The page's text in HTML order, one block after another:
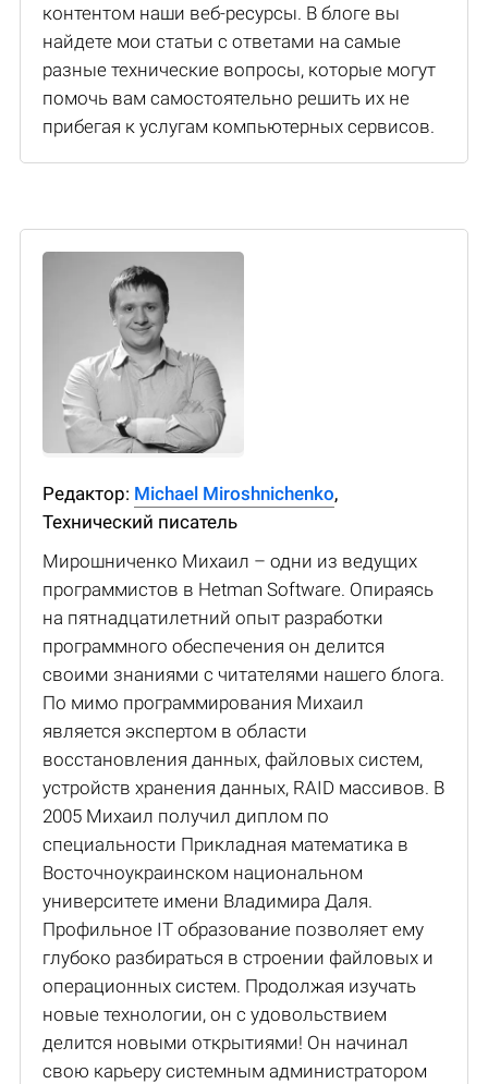
контентом наши веб-ресурсы. В блоге вы
найдете мои статьи с ответами на самые
разные технические вопросы, которые могут
помочь вам самостоятельно решить их не
прибегая к услугам компьютерных сервисов.
Редактор: Michael Miroshnichenko,
Технический писатель
Мирошниченко Михаил – одни из ведущих
программистов в Hetman Software. Опираясь
на пятнадцатилетний опыт разработки
программного обеспечения он делится
своими знаниями с читателями нашего блога.
По мимо программирования Михаил
является экспертом в области
восстановления данных, файловых систем,
устройств хранения данных, RAID массивов. В
2005 Михаил получил диплом по
специальности Прикладная математика в
Восточноукраинском национальном
университете имени Владимира Даля.
Профильное IT образование позволяет ему
глубоко разбираться в строении файловых и
операционных систем. Продолжая изучать
новые технологии, он с удовольствием
делится новыми открытиями! Он начинал
свою карьеру системным администратором